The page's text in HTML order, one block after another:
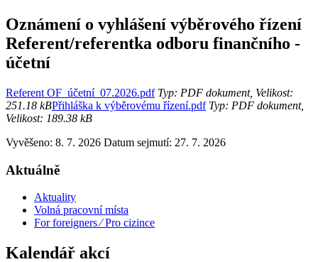
Oznámení o vyhlášení výběrového řízení
Referent/referentka odboru finančního -
účetní
Referent OF_účetní_07.2026.pdfTyp: PDF dokument, Velikost:
251.18 kBPřihláška k výběrovému řízení.pdfTyp: PDF dokument,
Velikost: 189.38 kB
Vyvěšeno: 8. 7. 2026 Datum sejmutí: 27. 7. 2026
Aktuálně
Aktuality
Volná pracovní místa
For foreigners ⁄ Pro cizince
Kalendář akcí